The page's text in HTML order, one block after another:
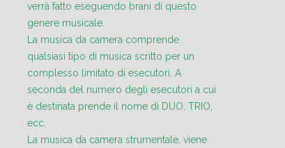
verrà fatto eseguendo brani di questo
genere musicale.
La musica da camera comprende
qualsiasi tipo di musica scritto per un
complesso limitato di esecutori. A
seconda del numero degli esecutori a cui
è destinata prende il nome di DUO, TRIO,
ecc.
La musica da camera strumentale, viene